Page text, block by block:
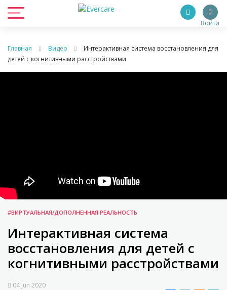
Войти
Главная Видео
Интерактивная система восстановления для
детей с когнитивными расстройствами
#ВИРТУАЛЬНАЯ/ДОПОЛНЕННАЯ РЕАЛЬНОСТЬ
Интерактивная система
восстановления для детей с
когнитивными расстройствами
04 Jun 2020